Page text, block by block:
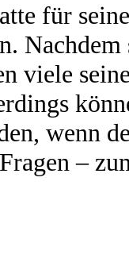
für
viele
wenn
–